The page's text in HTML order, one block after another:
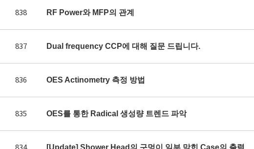
838 RF Power와 MFP의 관계
837 Dual frequency CCP에 대해 질문 드립니다.
836 OES Actinometry 측정 방법
835 OES를 통한 Radical 생성량 트렌드 파악
[Update] Shower Head의 구멍이 일부 막힌 Case의 출력